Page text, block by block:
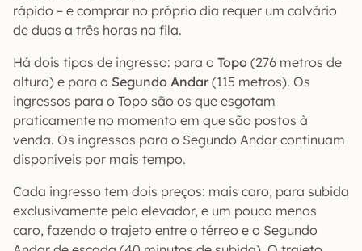
rápido – e comprar no próprio dia requer um calvário
de duas a três horas na fila.
Há dois tipos de ingresso: para o Topo (276 metros de
altura) e para o Segundo Andar (115 metros). Os
ingressos para o Topo são os que esgotam
praticamente no momento em que são postos à
venda. Os ingressos para o Segundo Andar continuam
disponíveis por mais tempo.
Cada ingresso tem dois preços: mais caro, para subida
exclusivamente pelo elevador, e um pouco menos
caro, fazendo o trajeto entre o térreo e o Segundo